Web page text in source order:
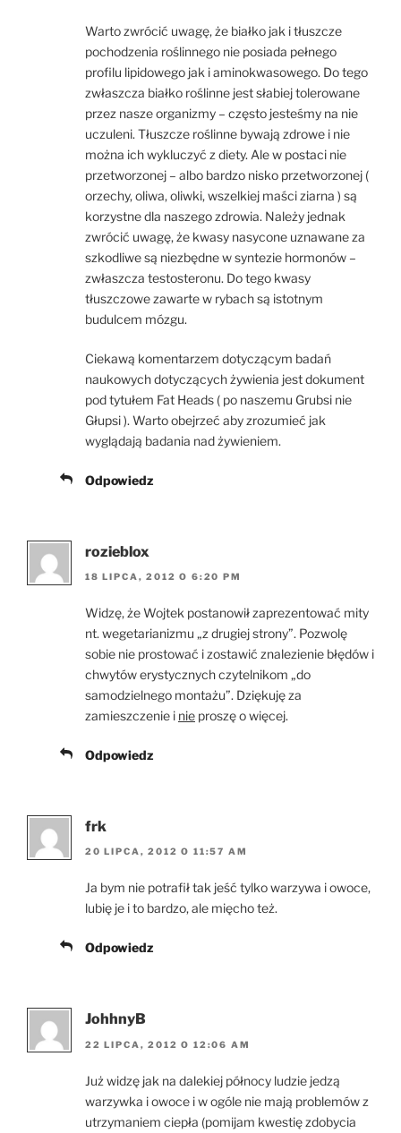
Warto zwrócić uwagę, że białko jak i tłuszcze
pochodzenia roślinnego nie posiada pełnego
profilu lipidowego jak i aminokwasowego. Do tego
zwłaszcza białko roślinne jest słabiej tolerowane
przez nasze organizmy – często jesteśmy na nie
uczuleni. Tłuszcze roślinne bywają zdrowe i nie
można ich wykluczyć z diety. Ale w postaci nie
przetworzonej – albo bardzo nisko przetworzonej (
orzechy, oliwa, oliwki, wszelkiej maści ziarna ) są
korzystne dla naszego zdrowia. Należy jednak
zwrócić uwagę, że kwasy nasycone uznawane za
szkodliwe są niezbędne w syntezie hormonów –
zwłaszcza testosteronu. Do tego kwasy
tłuszczowe zawarte w rybach są istotnym
budulcem mózgu.
Ciekawą komentarzem dotyczącym badań
naukowych dotyczących żywienia jest dokument
pod tytułem Fat Heads ( po naszemu Grubsi nie
Głupsi ). Warto obejrzeć aby zrozumieć jak
wyglądają badania nad żywieniem.
Odpowiedz
rozieblox
18 LIPCA, 2012 O 6:20 PM
Widzę, że Wojtek postanowił zaprezentować mity
nt. wegetarianizmu „z drugiej strony”. Pozwolę
sobie nie prostować i zostawić znalezienie błędów i
chwytów erystycznych czytelnikom „do
samodzielnego montażu”. Dziękuję za
zamieszczenie i nie proszę o więcej.
Odpowiedz
frk
20 LIPCA, 2012 O 11:57 AM
Ja bym nie potrafił tak jeść tylko warzywa i owoce,
lubię je i to bardzo, ale mięcho też.
Odpowiedz
JohhnyB
22 LIPCA, 2012 O 12:06 AM
Już widzę jak na dalekiej północy ludzie jedzą
warzywka i owoce i w ogóle nie mają problemów z
utrzymaniem ciepła (pomijam kwestię zdobycia